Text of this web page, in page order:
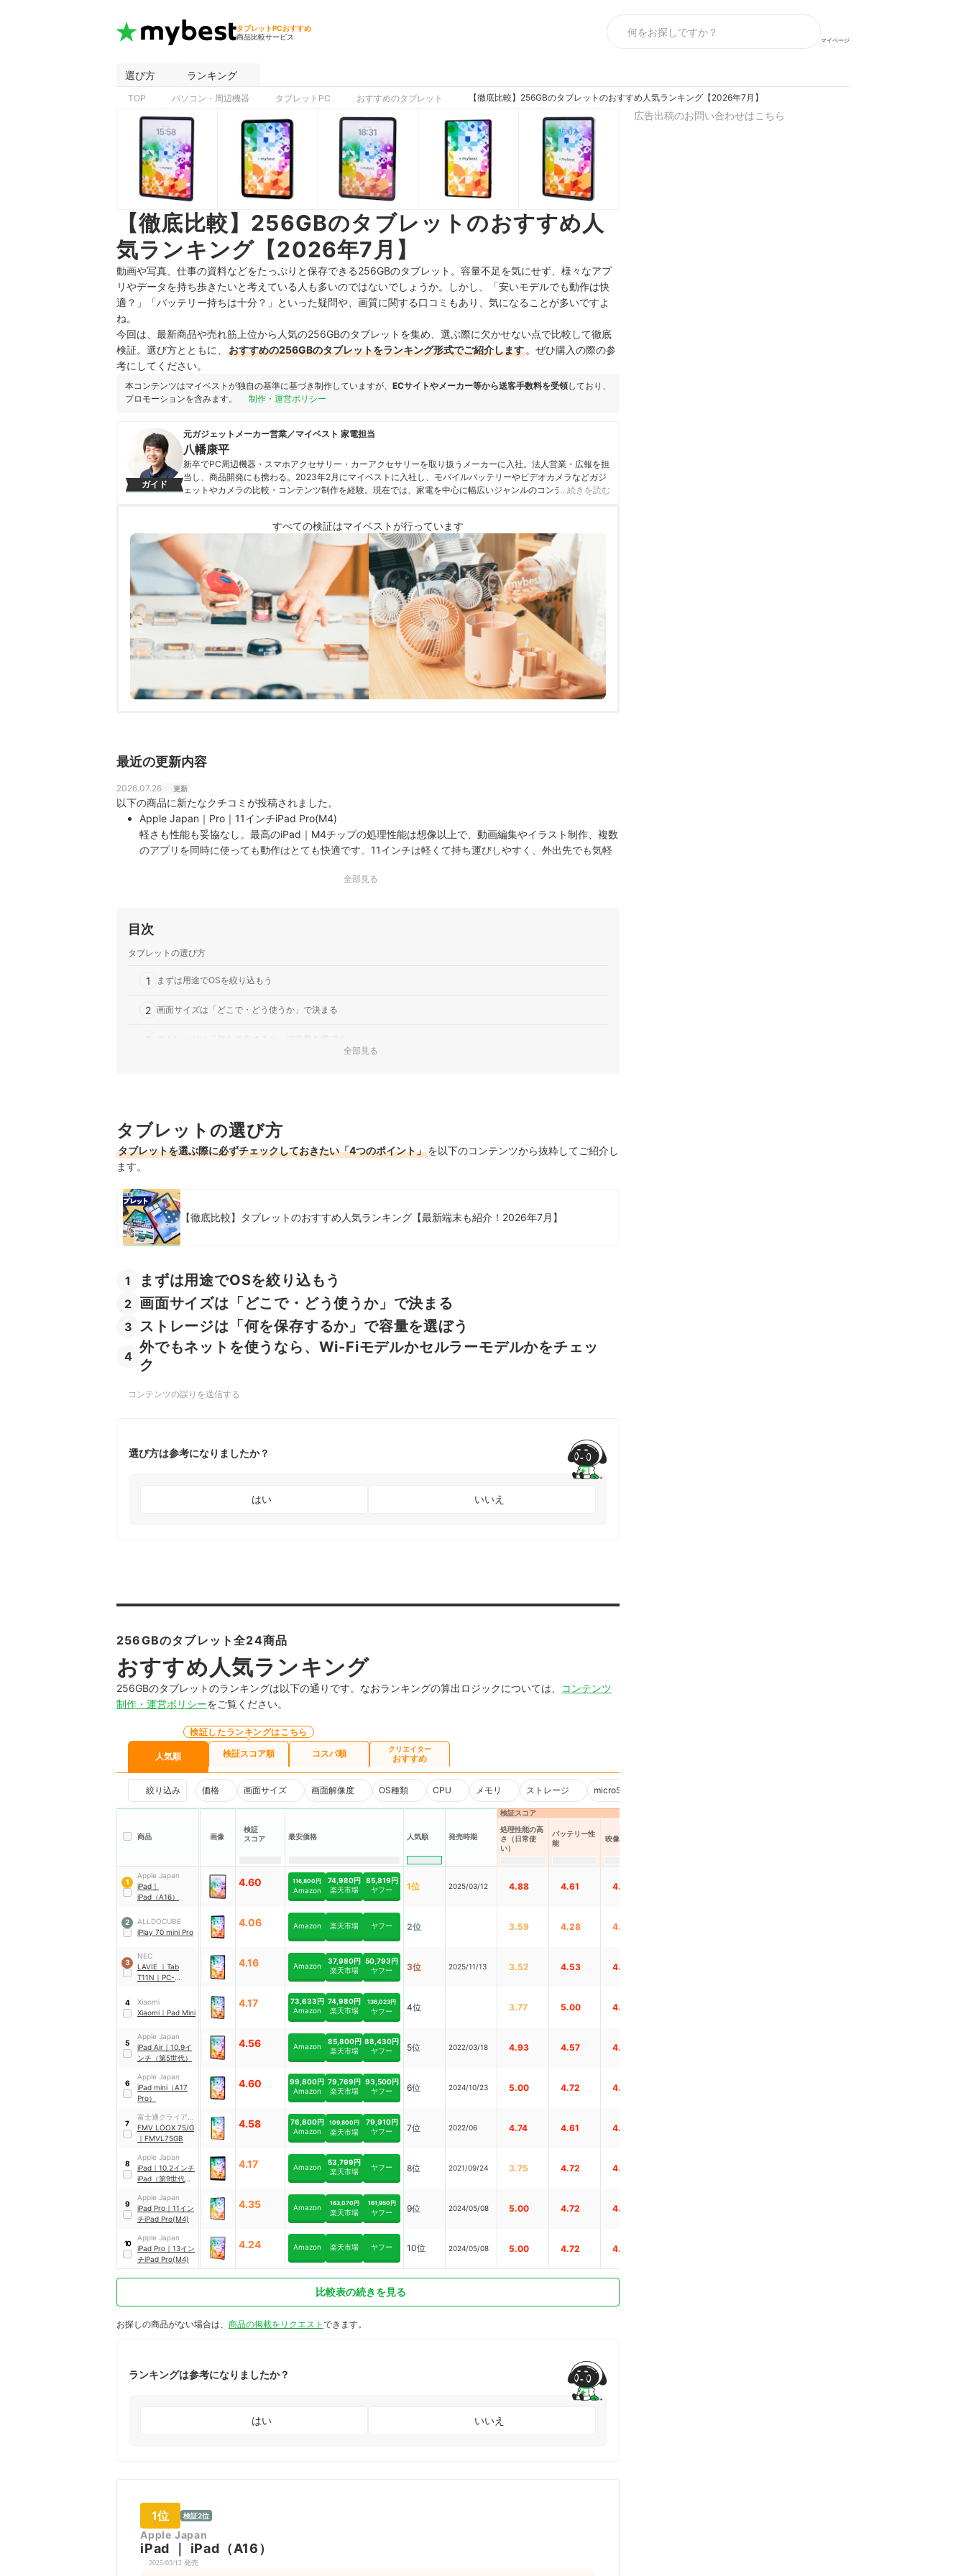
タブレットPCおすすめ
商品比較サービス
マイページ
選び方 ランキング
TOP パソコン・周辺機器 タブレットPC おすすめのタブレット 【徹底比較】256GBのタブレットのおすすめ人気ランキング【2026年7月】
【徹底比較】256GBのタブレットのおすすめ人
気ランキング【2026年7月】
動画や写真、仕事の資料などをたっぷりと保存できる256GBのタブレット。容量不足を気にせず、様々なアプ
リやデータを持ち歩きたいと考えている人も多いのではないでしょうか。しかし、「安いモデルでも動作は快
適？」「バッテリー持ちは十分？」といった疑問や、画質に関する口コミもあり、気になることが多いですよ
ね。
今回は、最新商品や売れ筋上位から人気の256GBのタブレットを集め、選ぶ際に欠かせない点で比較して徹底
検証。選び方とともに、
おすすめの256GBのタブレットをランキング形式でご紹介します 。ぜひ購入の際の参
考にしてください。
本コンテンツはマイベストが独自の基準に基づき制作していますが、 ECサイトやメーカー等から送客手数料を受領しており、
プロモーションを含みます。
制作・運営ポリシー
ガイド
元ガジェットメーカー営業／マイベスト 家電担当
八幡康平
新卒でPC周辺機器・スマホアクセサリー・カーアクセサリーを取り扱うメーカーに入社。法人営業・広報を担
当し、商品開発にも携わる。2023年2月にマイベストに入社し、モバイルバッテリーやビデオカメラなどガジ
ェットやカメラの比較・コンテンツ制作を経験。現在では、家電を中心に幅広いジャンルのコンテンツ制作に
八幡康平のプロフィール
…続きを読む
すべての検証はマイベストが行っています
最近の更新内容
2026.07.26 更新
以下の商品に新たなクチコミが投稿されました。
Apple Japan｜Pro｜11インチiPad Pro(M4)
軽さも性能も妥協なし。最高のiPad｜M4チップの処理性能は想像以上で、動画編集やイラスト制作、複数
のアプリを同時に使っても動作はとても快適です。11インチは軽くて持ち運びしやすく、外出先でも気軽
全部見る
目次
タブレットの選び方
1 まずは用途でOSを絞り込もう
2 画面サイズは「どこで・どう使うか」で決まる
3 ストレージは「何を保存するか」で容量を選ぼう
売れ筋の人気256GBのタブレット全24商品を徹底比較！
タブレットを外で使うことが多いなら、ポケット型WiFiのランキングもチェック！
256GBのタブレットの売れ筋ランキングもチェック！
全部見る
タブレットの選び方
タブレットを選ぶ際に必ずチェックしておきたい「4つのポイント」を以下のコンテンツから抜粋してご紹介し
ます。
【徹底比較】タブレットのおすすめ人気ランキング【最新端末も紹介！2026年7月】
1 まずは用途でOSを絞り込もう
2 画面サイズは「どこで・どう使うか」で決まる
3 ストレージは「何を保存するか」で容量を選ぼう
4
外でもネットを使うなら、Wi-Fiモデルかセルラーモデルかをチェッ
ク
コンテンツの誤りを送信する
選び方は参考になりましたか？
はい いいえ
256GBのタブレット全24商品
おすすめ人気ランキング
256GBのタブレットのランキングは以下の通りです。なおランキングの算出ロジックについては、
コンテンツ
制作・運営ポリシーをご覧ください。
人気順
検証したランキングはこちら
検証スコア順 コスパ順 クリエイター
おすすめ
絞り込み 価格 画面サイズ 画面解像度 OS種類 CPU メモリ ストレージ microSDカード対応
商品 画像
検証
スコア
最安価格 人気順 発売時期
検証スコア
処理性能の高
さ（日常使
い）
バッテリー性
能
映像の美しさ
1
Apple Japan
iPad ｜
iPad（A16）
4.60 116,800円
Amazon
74,980円
楽天市場
85,819円
ヤフー
1位 2025/03/12 4.88 4.61 4.89
2
ALLDOCUBE
iPlay 70 mini Pro
4.06 Amazon 楽天市場 ヤフー 2位 3.59 4.28 4.46
3
NEC
LAVIE ｜ Tab
T11N ｜ PC-
4.16 Amazon
37,980円
楽天市場
50,793円
ヤフー
3位 2025/11/13 3.52 4.53 4.78
4
Xiaomi
Xiaomi ｜ Pad Mini
4.17
73,633円
Amazon
74,980円
楽天市場
136,023円
ヤフー 4位 3.77 5.00 4.62
5
Apple Japan
iPad Air ｜ 10.9イ
ンチ（第5世代）
4.56 Amazon
85,800円
楽天市場
88,430円
ヤフー
5位 2022/03/18 4.93 4.57 4.79
6
Apple Japan
iPad mini（A17
Pro）
4.60
99,800円
Amazon
79,769円
楽天市場
93,500円
ヤフー
6位 2024/10/23 5.00 4.72 4.78
7
富士通クライアン
トコンピューティ
ング
FMV LOOX 75/G
｜ FMVL75GB
4.58
76,800円
Amazon
109,800円
楽天市場
79,910円
ヤフー
7位 2022/06 4.74 4.61 4.93
8
Apple Japan
iPad ｜ 10.2インチ
iPad（第9世代）
4.17 Amazon
53,799円
楽天市場
ヤフー 8位 2021/09/24 3.75 4.72 4.77
9
Apple Japan
iPad Pro ｜ 11イン
チiPad Pro(M4)
4.35 Amazon 163,070円
楽天市場
161,950円
ヤフー 9位 2024/05/08 5.00 4.72 4.77
10
Apple Japan
iPad Pro ｜ 13イン
チiPad Pro(M4)
4.24 Amazon 楽天市場 ヤフー 10位 2024/05/08 5.00 4.72 4.77
比較表の続きを見る
お探しの商品がない場合は、 商品の掲載をリクエスト できます。
ランキングは参考になりましたか？
はい いいえ
1位 検証2位
Apple Japan
iPad ｜ iPad（A16）
2025/03/12 発売
広告出稿のお問い合わせはこちら